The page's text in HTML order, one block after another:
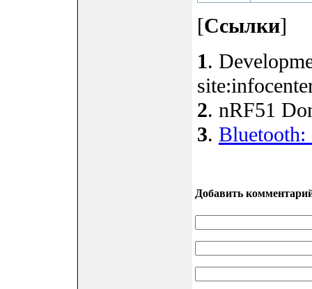
[Ссылки]
1.
2. nRF51
3. Bluetooth:
Добавить